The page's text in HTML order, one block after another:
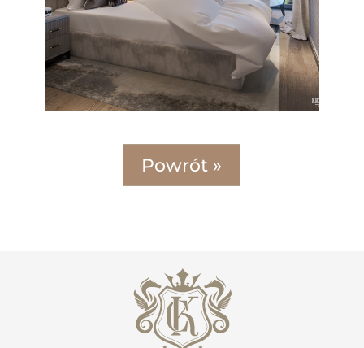
Powrót »